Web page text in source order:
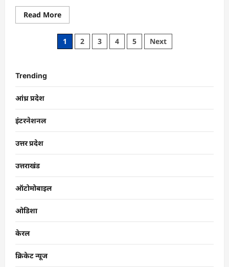
Read More
1 2 3 4 5 Next
Trending
आंध्र प्रदेश
इंटरनेशनल
उत्तर प्रदेश
उत्तराखंड
ऑटोमोबाइल
ओडिशा
केरल
क्रिकेट न्यूज